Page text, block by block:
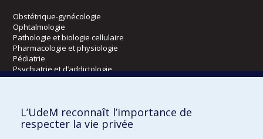
Obstétrique-gynécologie
Ophtalmologie
Pathologie et biologie cellulaire
Pharmacologie et physiologie
Pédiatrie
Psychiatrie et d’addictologie
Radiologie, radio-oncologie et médecine nucléaire
Écoles
L’UdeM reconnaît l’importance de
respecter la vie privée